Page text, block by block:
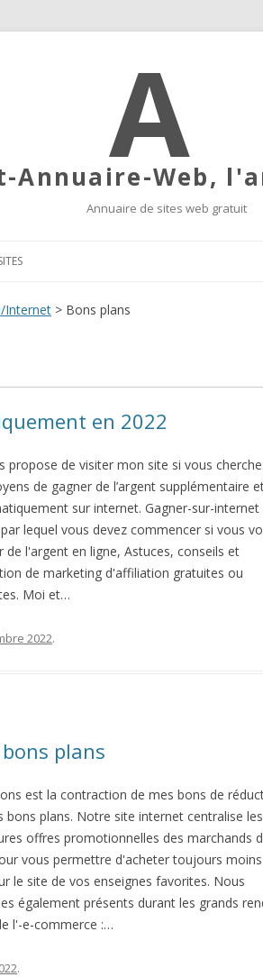
Annuaire-Web,
Annuaire de sites web gratuit
Internet > Bons plans
en 2022
propose de visiter mon site si vous
de gagner de l’argent supplémentaire
sur internet. Gagner-sur-internet
lequel vous devez commencer si vous
de l'argent en ligne, Astuces, conseils et
de marketing d'affiliation gratuites ou
Moi et…
2022.
plans
est la contraction de mes bons de
bons plans. Notre site internet centralise les
offres promotionnelles des marchands
vous permettre d'acheter toujours moins
le site de vos enseignes favorites. Nous
également présents durant les grands
l'-e-commerce :…
.